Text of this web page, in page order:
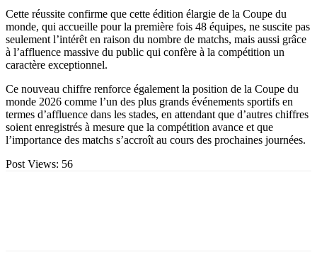
Cette réussite confirme que cette édition élargie de la Coupe du
monde, qui accueille pour la première fois 48 équipes, ne suscite pas
seulement l’intérêt en raison du nombre de matchs, mais aussi grâce
à l’affluence massive du public qui confère à la compétition un
caractère exceptionnel.
Ce nouveau chiffre renforce également la position de la Coupe du
monde 2026 comme l’un des plus grands événements sportifs en
termes d’affluence dans les stades, en attendant que d’autres chiffres
soient enregistrés à mesure que la compétition avance et que
l’importance des matchs s’accroît au cours des prochaines journées.
Post Views: 56